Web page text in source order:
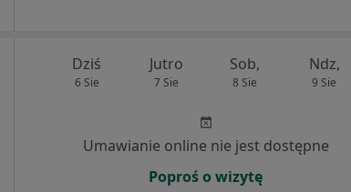
Dziś
6 Sie
Jutro
7 Sie
Sob,
8 Sie
Ndz,
9 Sie
Umawianie online nie jest dostępne
Poproś o wizytę